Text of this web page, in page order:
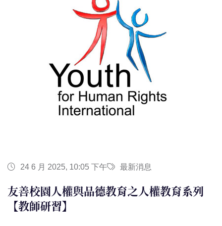
24 6 月 2025, 10:05 下午 最新消息
友善校園人權與品德教育之人權教育系列
【教師研習】